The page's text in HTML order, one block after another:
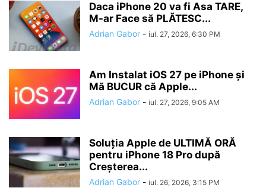
Daca iPhone 20 va fi Asa TARE,
M-ar Face să PLĂTESC...
Adrian Gabor - iul. 27, 2026, 6:30 PM
Am Instalat iOS 27 pe iPhone și
Mă BUCUR că Apple...
Adrian Gabor - iul. 27, 2026, 9:05 AM
Soluția Apple de ULTIMĂ ORĂ
pentru iPhone 18 Pro după
Creșterea...
Adrian Gabor - iul. 26, 2026, 3:15 PM